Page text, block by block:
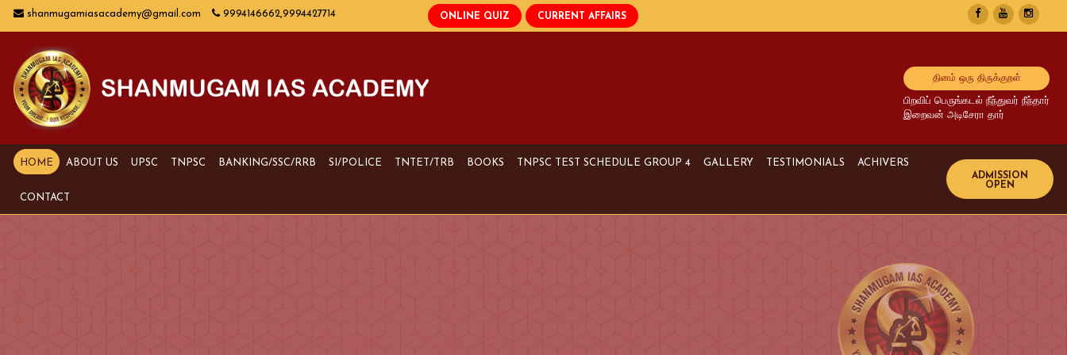
shanmugamiasacademy@gmail.com 9994146662,9994427714
தினம் ஒரு திருக்குறள்
பிறவிப் பெருங்கடல் நீந்துவர் நீந்தார்
இறைவன் அடிசேரா தார்
HOME ABOUT US UPSC TNPSC BANKING/SSC/RRB SI/POLICE TNTET/TRB BOOKS TNPSC TEST SCHEDULE GROUP 4 GALLERY TESTIMONIALS ACHIVERS
Bank Achivers
SI Achivers
TET Achivers
CONTACT